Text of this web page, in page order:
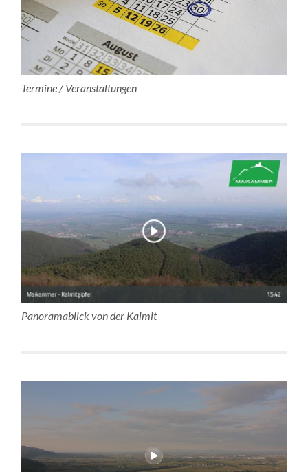
Termine / Veranstaltungen
Panoramablick von der Kalmit